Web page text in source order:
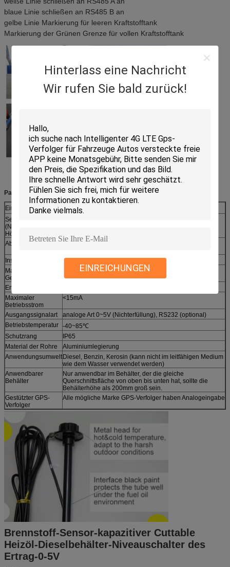
Hinterlass eine Nachricht
Wir rufen Sie bald zurück!
EINREICHUNGEN
blaue Linie schließen an RS485 B an
gelbe Linie Markierung für leeren Kraftstofftank
Markierung der Grünen Grenze für vollen Kraftstofftank
Parameter
Einzelteile
Beschreibungen
Sensor-Länge
(Namen-Sensor-
Höhe auch)
Abgeschnitten
Ja kann entsprechend Kraftstofftankhöhe abgeschnitten
Installationsweise
Benötigen Sie Bohrgerät ein Loch auf Kraftstofftank
Maß-Ergebnis-
Genauigkeit
97~98%
Entschließung
Maximaler
Betriebsstrom
<15mA
Ausgangssignalart
analoge Art 0~5V (Nichterfüllung), RS232 (optional)
Betriebstemperatur -40~85℃
Schutzrang
IP65
Material der Rohre
Aluminiumlegierung
Anwendungsumwelt Diesel, Benzin, Kerosin (kann nicht im leitfähigen Medium
wie dem Wasser verwendet werden)
Anwendbarer
Behälter
Nur anwendbar im Behälter, der die gleiche
Querschnittsfläche von oben bis unten hat, sollte die
Behälterhöhe als 200mm groß sein.
Gestützter GPS-
Verfolger
Alle mögliche Marke GPS-Verfolger haben Analogeingabe
Brennstoff-Sensor-kapazitiver Cuttable
Heizöl-Dieselbehälter-Niveauschalter des
Ertrag-0-5V